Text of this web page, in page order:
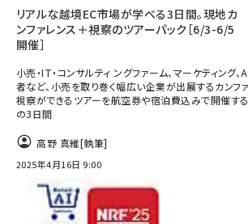
yahoo (1900)
ecbeing (1207)
base (1071)
revico (739)
リアルな越境EC市場が学べる3日間。現地カ
ンファレンス＋視察のツアーパック［6/3-6/5
開催］
小売・IT・コンサルティ ングファーム、マーケティング
者など、小売を取り巻く幅広い企業が出展するカンフ
視察ができるツアーを航空券や宿泊費込みで開催す
の3日間
高野 真維[執筆]
2025年4月16日 9:00